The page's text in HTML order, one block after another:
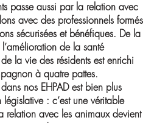
passe aussi par la relation avec
avec des professionnels formés
sécurisées et bénéfiques. De la
de la santé
la vie des résidents est enrichi
à quatre pattes.
nos EHPAD est bien plus
: c’est une véritable
relation avec les animaux devient